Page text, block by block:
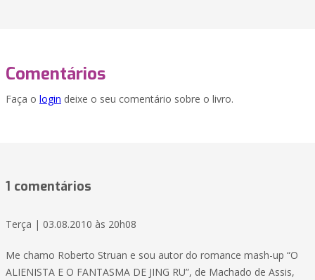
Comentários
Faça o login deixe o seu comentário sobre o livro.
1 comentários
Terça | 03.08.2010 às 20h08
Me chamo Roberto Struan e sou autor do romance mash-up “O
ALIENISTA E O FANTASMA DE JING RU”, de Machado de Assis,